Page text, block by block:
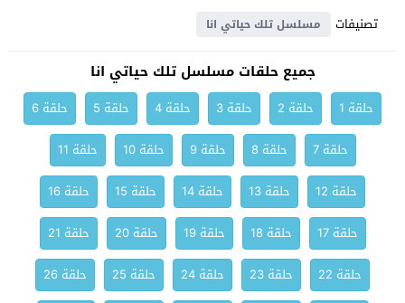
تصنيفات
مسلسل تلك حياتي انا
جميع حلقات مسلسل تلك حياتي انا
حلقة 1 حلقة 2 حلقة 3 حلقة 4 حلقة 5
حلقة 6
حلقة 7
حلقة 8 حلقة 9 حلقة 10
حلقة 11
حلقة 12
حلقة 13 حلقة 14 حلقة 15
حلقة 16
حلقة 17
حلقة 18 حلقة 19 حلقة 20
حلقة 21
حلقة 22
حلقة 23 حلقة 24 حلقة 25
حلقة 26